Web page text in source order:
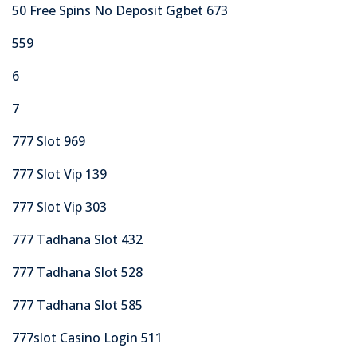
50 Free Spins No Deposit Ggbet 673
559
6
7
777 Slot 969
777 Slot Vip 139
777 Slot Vip 303
777 Tadhana Slot 432
777 Tadhana Slot 528
777 Tadhana Slot 585
777slot Casino Login 511